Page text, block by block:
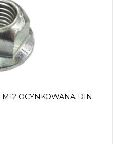
OCYNKOWANA DIN